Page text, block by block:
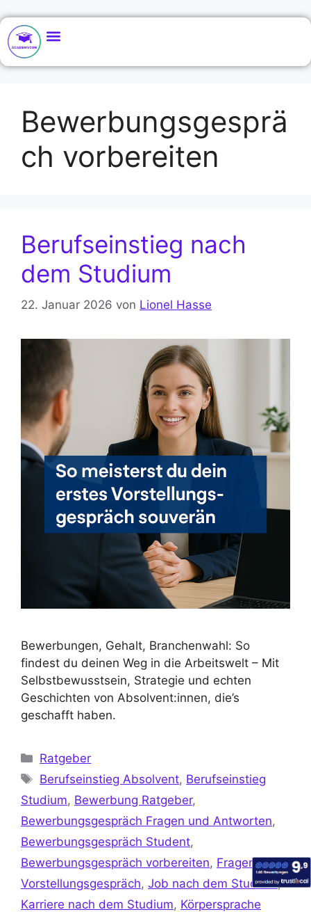
Bewerbungsgesprä
ch vorbereiten
Berufseinstieg nach
dem Studium
22. Januar 2026 von Lionel Hasse
Bewerbungen, Gehalt, Branchenwahl: So
findest du deinen Weg in die Arbeitswelt – Mit
Selbstbewusstsein, Strategie und echten
Geschichten von Absolvent:innen, die’s
geschafft haben.
Ratgeber
Berufseinstieg Absolvent, Berufseinstieg
Studium, Bewerbung Ratgeber,
Bewerbungsgespräch Fragen und Antworten,
Bewerbungsgespräch Student,
Bewerbungsgespräch vorbereiten, Fragen im
Vorstellungsgespräch, Job nach dem Studium,
Karriere nach dem Studium, Körpersprache